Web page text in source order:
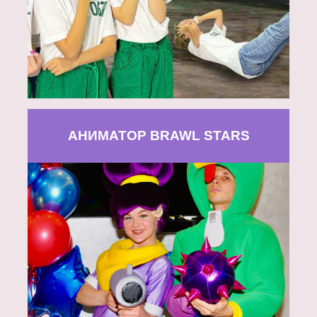
АНИМАТОР BRAWL STARS